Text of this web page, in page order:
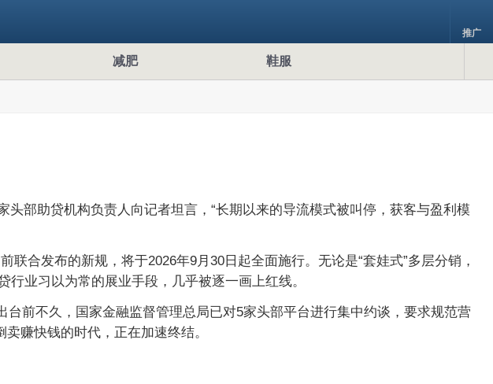
推广
减肥 鞋服
部助贷机构负责人向记者坦言，“长期以来的导流模式被叫停，获客与盈利模
合发布的新规，将于2026年9月30日起全面施行。无论是“套娃式”多层分销，
业习以为常的展业手段，几乎被逐一画上红线。
前不久，国家金融监督管理总局已对5家头部平台进行集中约谈，要求规范营
赚快钱的时代，正在加速终结。